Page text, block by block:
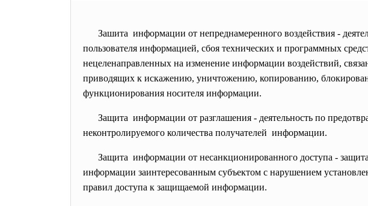
Зашита информации от непреднамеренного воздействия -
пользователя информацией, сбоя технических и программных
нецеленаправленных на изменение информации воздействий,
приводящих к искажению, уничтожению, копированию,
функционирования носителя информации.
Защита информации от разглашения - деятельность по
неконтролируемого количества получателей информации.
Защита информации от несанкционированного доступа -
информации заинтересованным субъектом с нарушением
правил доступа к защищаемой информации.